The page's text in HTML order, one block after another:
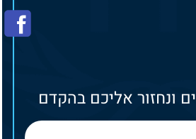
ונחזור אליכם בהקדם